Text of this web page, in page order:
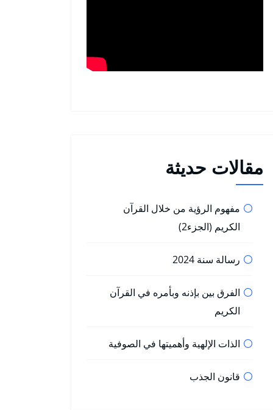
مقالات حديثة
مفهوم الرؤية من خلال القرآن
الكريم (الجزء2)
رسالة سنة 2024
الفرق بين بإذنه وبأمره في القرآن
الكريم
الذات الإلهية وأهميتها في الصوفية
قانون الجذب